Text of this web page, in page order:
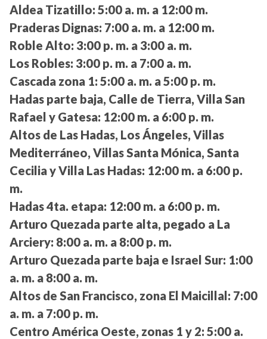
Aldea Tizatillo: 5:00 a. m. a 12:00 m.
Praderas Dignas: 7:00 a. m. a 12:00 m.
Roble Alto: 3:00 p. m. a 3:00 a. m.
Los Robles: 3:00 p. m. a 7:00 a. m.
Cascada zona 1: 5:00 a. m. a 5:00 p. m.
Hadas parte baja, Calle de Tierra, Villa San
Rafael y Gatesa: 12:00 m. a 6:00 p. m.
Altos de Las Hadas, Los Ángeles, Villas
Mediterráneo, Villas Santa Mónica, Santa
Cecilia y Villa Las Hadas: 12:00 m. a 6:00 p.
m.
Hadas 4ta. etapa: 12:00 m. a 6:00 p. m.
Arturo Quezada parte alta, pegado a La
Arciery: 8:00 a. m. a 8:00 p. m.
Arturo Quezada parte baja e Israel Sur: 1:00
a. m. a 8:00 a. m.
Altos de San Francisco, zona El Maicillal: 7:00
a. m. a 7:00 p. m.
Centro América Oeste, zonas 1 y 2: 5:00 a.